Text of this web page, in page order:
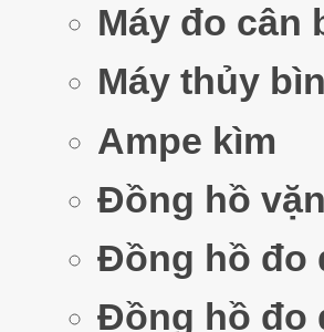
Máy đo cân
Máy thủy
Ampe kìm
Đồng hồ
Đồng hồ đo
Đồng hồ đo